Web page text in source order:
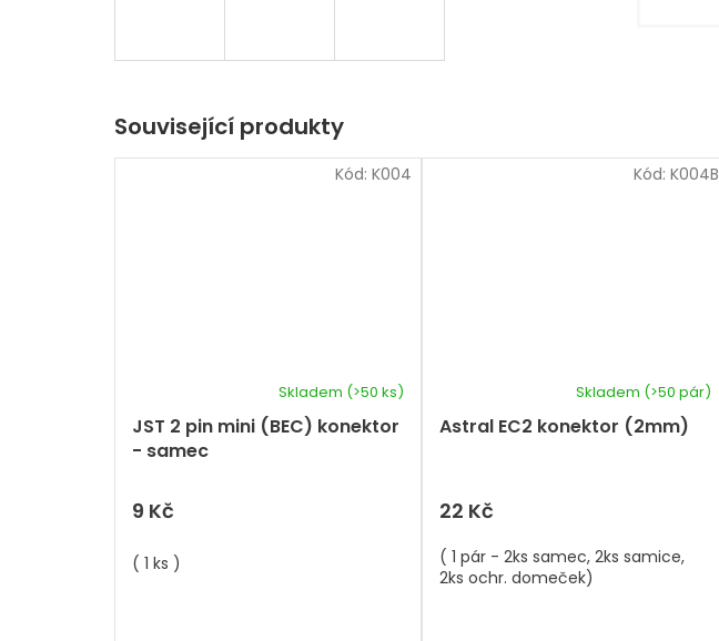
Související produkty
JST 2 pin mini (BEC) konektor
- samec
Skladem (>50 ks)
9 Kč
( 1 ks )
Kód: K004
Astral EC2 konektor (2mm)
Skladem (>50 pár)
22 Kč
( 1 pár - 2ks samec, 2ks samice,
2ks ochr. domeček)
Kód: K004B